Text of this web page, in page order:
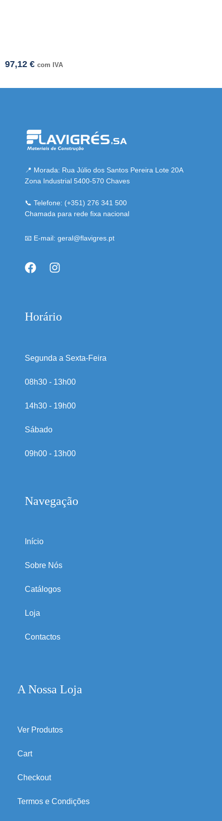
97,12 € com IVA
📍 Morada: Rua Júlio dos Santos Pereira Lote 20A
Zona Industrial 5400-570 Chaves
📞 Telefone: (+351) 276 341 500
Chamada para rede fixa nacional
📧 E-mail: geral@flavigres.pt
Horário
Segunda a Sexta-Feira
08h30 - 13h00
14h30 - 19h00
Sábado
09h00 - 13h00
Navegação
Início
Sobre Nós
Catálogos
Loja
Contactos
A Nossa Loja
Ver Produtos
Cart
Checkout
Termos e Condições